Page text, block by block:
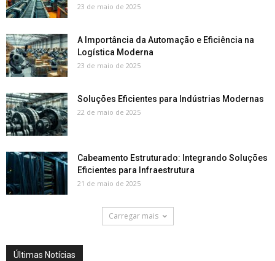
23 de maio de 2025
A Importância da Automação e Eficiência na
Logística Moderna
23 de maio de 2025
Soluções Eficientes para Indústrias Modernas
22 de maio de 2025
Cabeamento Estruturado: Integrando Soluções
Eficientes para Infraestrutura
21 de maio de 2025
Carregar mais
Últimas Notícias